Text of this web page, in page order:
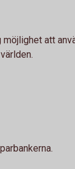
att